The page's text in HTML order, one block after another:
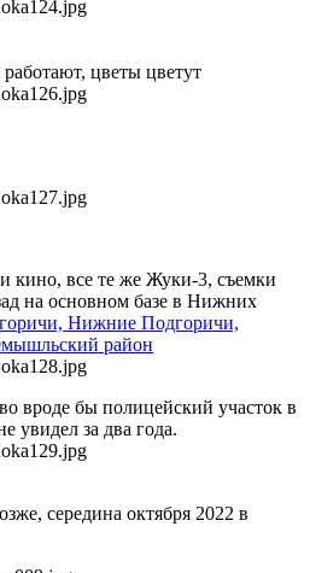
цветы цветут
кино, все те же Жуки-3, съемки
на основном базе в Нижних
Нижние Подгоричи,
район
вроде бы полицейский участок в
увидел за два года.
середина октября 2022 в